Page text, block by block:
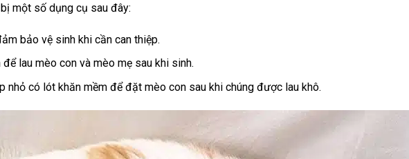
một số dụng cụ sau đây:
bảo vệ sinh khi cần can thiệp.
lau mèo con và mèo mẹ sau khi sinh.
nhỏ có lót khăn mềm để đặt mèo con sau khi chúng được lau khô.